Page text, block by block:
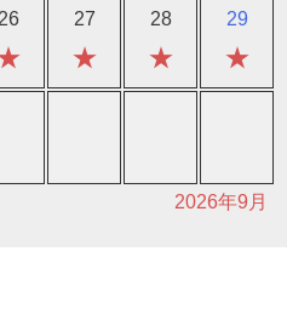
26 27
★
28
★
29
★
2026年9月